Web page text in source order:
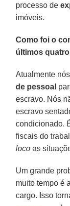
processo de
imóveis.
Como foi o
últimos
Atualmente
de pessoal
escravo. Nós
escravo
condicionado.
fiscais do
loco as
Um grande
muito tempo é
cargo. Isso